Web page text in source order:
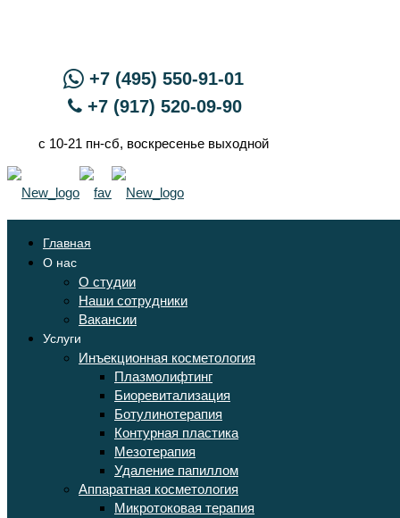
+7 (495) 550-91-01
+7 (917) 520-09-90
с 10-21 пн-сб, воскресенье выходной
Главная
О нас
О студии
Наши сотрудники
Вакансии
Услуги
Инъекционная косметология
Плазмолифтинг
Биоревитализация
Ботулинотерапия
Контурная пластика
Мезотерапия
Удаление папиллом
Аппаратная косметология
Микротоковая терапия